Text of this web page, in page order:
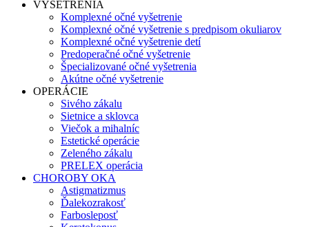
VYŠETRENIA
Komplexné očné vyšetrenie
Komplexné očné vyšetrenie s predpisom okuliarov
Komplexné očné vyšetrenie detí
Predoperačné očné vyšetrenie
Špecializované očné vyšetrenia
Akútne očné vyšetrenie
OPERÁCIE
Sivého zákalu
Sietnice a sklovca
Viečok a mihalníc
Estetické operácie
Zeleného zákalu
PRELEX operácia
CHOROBY OKA
Astigmatizmus
Ďalekozrakosť
Farbosleposť